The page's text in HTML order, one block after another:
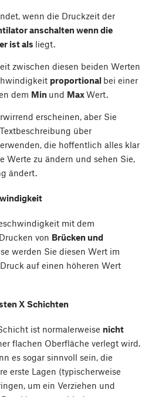
wenn die Druckzeit der
anschalten wenn die
ist als liegt.
zwischen diesen beiden Werten
proportional bei einer
dem Min und MaxWert.
erscheinen, aber Sie
über
die hoffentlich alles klar
Werte zu ändern und sehen Sie,
ändert.
mit dem
von Brücken und
werden Sie diesen Wert im
auf einen höheren Wert
X Schichten
ist normalerweise nicht
flachen Oberfläche verlegt wird.
es sogar sinnvoll sein, die
erste Lagen (typischerweise
um ein Verziehen und